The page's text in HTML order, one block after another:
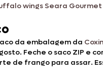
wings Seara Gourmet
da embalagem da
Feche o saco ZIP e
de frango para assar.